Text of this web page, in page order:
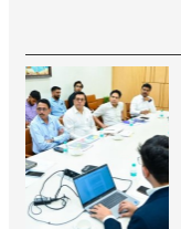
काय सांगतो?